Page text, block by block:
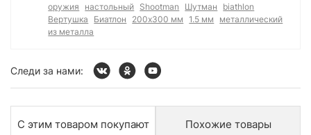
оружия
настольный Shootman Шутман
biathlon
Вертушка
Биатлон 200х300 мм 1.5 мм
металлический
из металла
Следи за нами:
С этим товаром покупают Похожие товары